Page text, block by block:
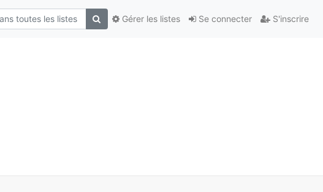
Se connecter S'inscrire
Gérer les listes